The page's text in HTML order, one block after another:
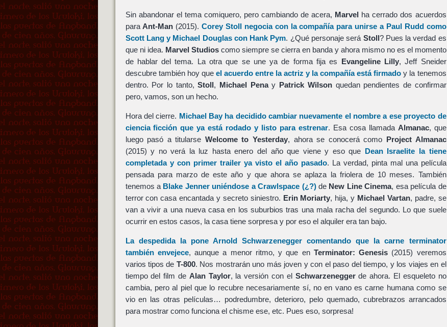
Sin abandonar el tema comiquero, pero cambiando de acera, Marvel ha cerrado dos acuerdos
paraAnt-Man (2015).Corey Stollnegocia con la compañía para unirse a Paul Ruddcomo
Scott Langy Michael Douglascon Hank Pym. ¿Qué personaje será Stoll? Pues la verdad es
que ni idea. Marvel Studioscomo siempre se cierra en banda y ahora mismo no es el momento
de hablar del tema. La otra que se une ya de forma fija es Evangeline Lilly, Jeff Sneider
descubre también hoy que el acuerdo entre la actriz y la compañía está firmado y la tenemos
dentro. Por lo tanto,Stoll, Michael Penay Patrick Wilsonquedan pendientes de confirmar
pero, vamos, son un hecho.
Hora del cierre. Michael Bayha decidido cambiar nuevamente el nombre a ese proyecto de
ciencia ficción que ya está rodado y listo para estrenar. Esa cosa llamada Almanac, que
luego pasó a titularse Welcome to Yesterday, ahora se conocerá como Project Almanac
(2015) y no verá la luz hasta enero del año que viene y eso que Dean Israelite la tiene
completada y con primer trailer ya visto el año pasado. La verdad, pinta mal una película
pensada para marzo de este año y que ahora se aplaza la friolera de 10 meses. También
tenemos a Blake Jenneruniéndose aCrawlspace (¿?)de New Line Cinema, esa película de
terror con casa encantada y secreto siniestro. Erin Moriarty, hija, y Michael Vartan, padre, se
van a vivir a una nueva casa en los suburbios tras una mala racha del segundo. Lo que suele
ocurrir en estos casos, la casa tiene sorpresa y por eso el alquiler era tan bajo.
La despedida la pone Arnold Schwarzenegger comentando que la carne terminator
también envejece, aunque a menor ritmo, y que en Terminator: Genesis (2015) veremos
varios tipos de T-800. Nos mostrarán uno más joven y con el paso del tiempo, y los viajes en el
tiempo del film de Alan Taylor, la versión con el Schwarzeneggerde ahora. El esqueleto no
cambia, pero al piel que lo recubre necesariamente sí, no en vano es carne humana como se
vio en las otras películas… podredumbre, deterioro, pelo quemado, cubrebrazos arrancados
para mostrar como funciona el chisme ese, etc. Pues eso, sorpresa!